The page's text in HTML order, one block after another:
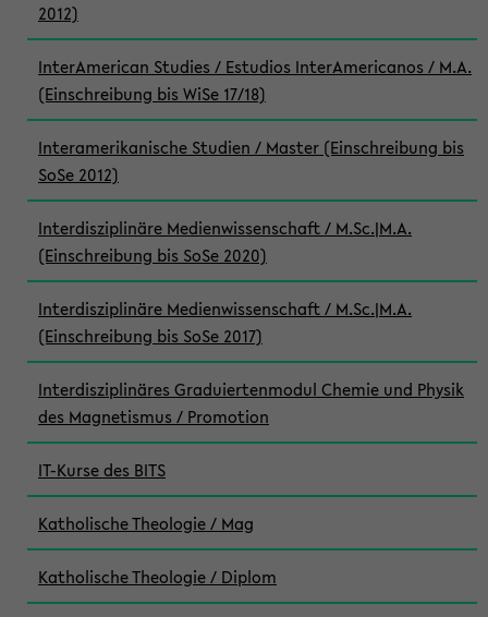
2012)
InterAmerican Studies / Estudios InterAmericanos / M.A.
(Einschreibung bis WiSe 17/18)
Interamerikanische Studien / Master (Einschreibung bis
SoSe 2012)
Interdisziplinäre Medienwissenschaft / M.Sc.|M.A.
(Einschreibung bis SoSe 2020)
Interdisziplinäre Medienwissenschaft / M.Sc.|M.A.
(Einschreibung bis SoSe 2017)
Interdisziplinäres Graduiertenmodul Chemie und Physik
des Magnetismus / Promotion
IT-Kurse des BITS
Katholische Theologie / Mag
Katholische Theologie / Diplom